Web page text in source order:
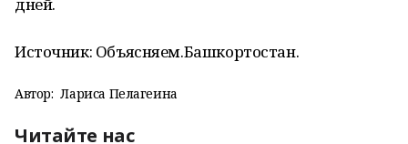
Источник: Объясняем.Башкортостан.
Автор: Лариса Пелагеина
Читайте нас